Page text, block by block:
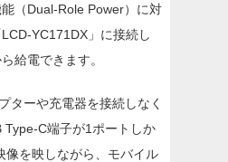
（Dual-Role Power）に対
YC171DX」に接続し
給電できます。
ターや充電器を接続しなく
Type-C端子が1ポートしか
像を映しながら、モバイル